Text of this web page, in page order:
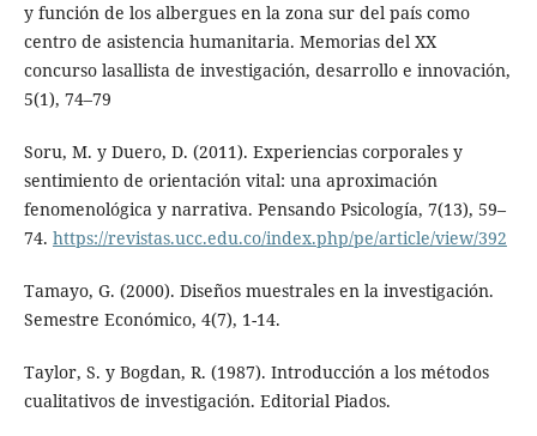
y función de los albergues en la zona sur del país como
centro de asistencia humanitaria. Memorias del XX
concurso lasallista de investigación, desarrollo e innovación,
5(1), 74–79
Soru, M. y Duero, D. (2011). Experiencias corporales y
sentimiento de orientación vital: una aproximación
fenomenológica y narrativa. Pensando Psicología, 7(13), 59–
74. https://revistas.ucc.edu.co/index.php/pe/article/view/392
Tamayo, G. (2000). Diseños muestrales en la investigación.
Semestre Económico, 4(7), 1-14.
Taylor, S. y Bogdan, R. (1987). Introducción a los métodos
cualitativos de investigación. Editorial Piados.